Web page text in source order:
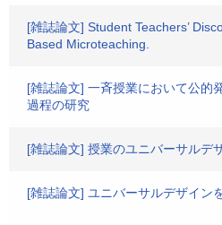
[雑誌論文] Student Teachers’
Based Microteaching.
[雑誌論文] 一斉授業において公的
過程の研究
[雑誌論文] 授業のユニバーサルデ
[雑誌論文] ユニバーサルデザイン